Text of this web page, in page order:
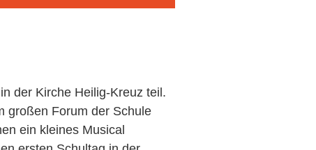
der Kirche Heilig-Kreuz teil.
großen Forum der Schule
ein kleines Musical